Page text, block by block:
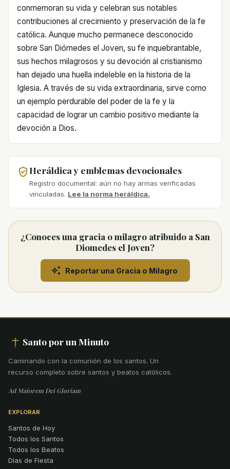
conmemoran su vida y celebran sus notables
contribuciones al crecimiento y preservación de la fe
católica. Aunque mucho permanece desconocido
sobre San Diómedes el Joven, su fe inquebrantable,
sus hechos milagrosos y su devoción al cristianismo
han dejado una huella indeleble en la historia de la
Iglesia. A través de su vida extraordinaria, sirve como
un ejemplo perdurable del poder de la fe y la
capacidad de lograr un cambio positivo mediante la
devoción a Dios.
Heráldica y emblemas devocionales
Registro documental: aún no hay armas verificadas
vinculadas. Lee la norma heráldica.
¿Conoces una gracia o milagro atribuido a San
Diomedes el Joven?
Reportar una Gracia o Milagro
Santo por un Minuto
Caminando con la comunión de los santos. Un
recurso completo sobre santos y beatos católicos.
Ad Maiorem Dei Gloriam
EXPLORAR
Santos de Hoy
Todos los Santos
Todos los Beatos
Días de Fiesta